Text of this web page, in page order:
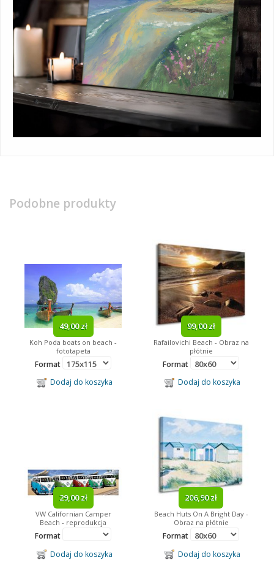
Podobne produkty
49,00 zł
Koh Poda boats on beach -
fototapeta
Format
Dodaj do koszyka
99,00 zł
Rafailovichi Beach - Obraz na
płótnie
Format
Dodaj do koszyka
29,00 zł
VW Californian Camper
Beach - reprodukcja
Format
Dodaj do koszyka
206,90 zł
Beach Huts On A Bright Day -
Obraz na płótnie
Format
Dodaj do koszyka